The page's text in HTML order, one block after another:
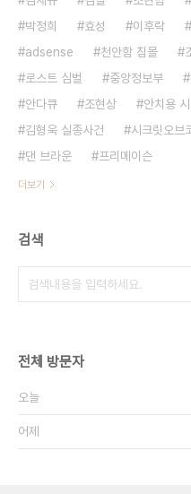
박정희
효성 이후락
adsense
천안함 침몰
로스트 심벌
중앙정보부
안다큐
조현상 안치용
김형욱 실종사건
시크릿오브
댄 브라운
프리메이슨
더보기
검색
전체 방문자
오늘
어제